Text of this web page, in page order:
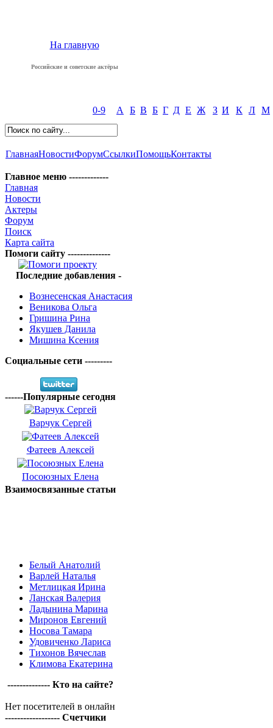
На главную
Российские и советские актёры
0-9 А Б В Б Г Д Е Ж З И К Л М
ГлавнаяНовостиФорумСсылкиПомощьКонтакты
Главное меню -------------
Главная
Новости
Актеры
Форум
Поиск
Карта сайта
Помоги сайту --------------
Последние добавления -
Вознесенская Анастасия
Веникова Ольга
Гришина Рина
Якушев Данила
Мишина Ксения
Социальные сети ---------
------Популярные сегодня
Варчук Сергей
Фатеев Алексей
Посоюзных Елена
Взаимосвязанные статьи
Белый Анатолий
Варлей Наталья
Метлицкая Ирина
Ланская Валерия
Ладынина Марина
Миронов Евгений
Носова Тамара
Удовиченко Лариса
Тихонов Вячеслав
Климова Екатерина
-------------- Кто на сайте?
Нет посетителей в онлайн
------------------ Счетчики